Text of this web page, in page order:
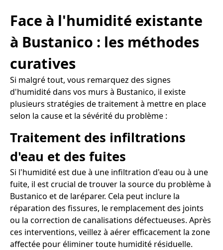
Face à l'humidité existante
à Bustanico : les méthodes
curatives
Si malgré tout, vous remarquez des signes
d'humidité dans vos murs à Bustanico, il existe
plusieurs stratégies de traitement à mettre en place
selon la cause et la sévérité du problème :
Traitement des infiltrations
d'eau et des fuites
Si l'humidité est due à une infiltration d'eau ou à une
fuite, il est crucial de trouver la source du problème à
Bustanico et de laréparer. Cela peut inclure la
réparation des fissures, le remplacement des joints
ou la correction de canalisations défectueuses. Après
ces interventions, veillez à aérer efficacement la zone
affectée pour éliminer toute humidité résiduelle.